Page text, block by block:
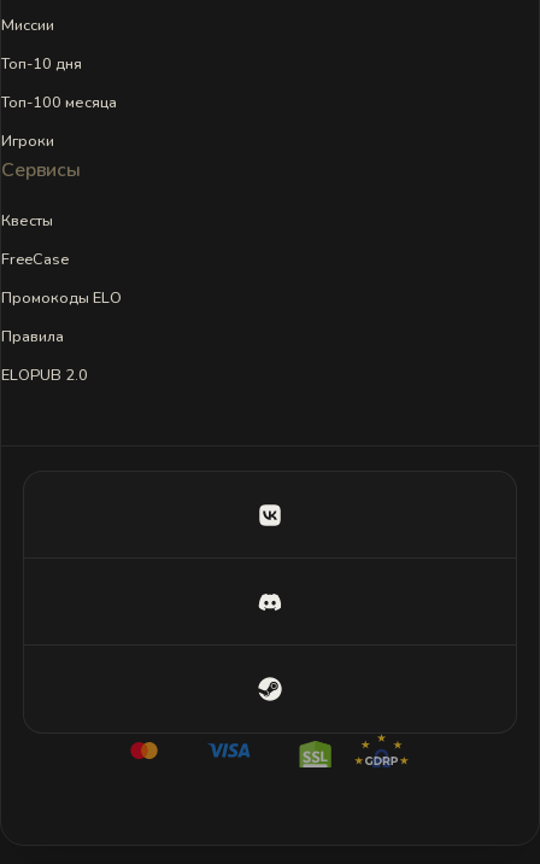
Миссии
Топ-10 дня
Топ-100 месяца
Игроки
Сервисы
Квесты
FreeCase
Промокоды ELO
Правила
ELOPUB 2.0